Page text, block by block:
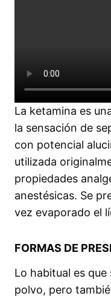
La ketamina es
la sensación de
con potencial
utilizada
propiedades
anestésicas. Se
vez evaporado el
FORMAS DE
Lo habitual es
polvo, pero